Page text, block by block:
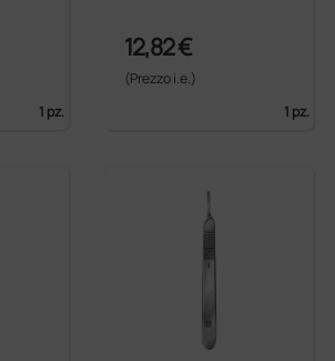
1 pz.
12,82 €
(Prezzo i.e.)
1 pz.